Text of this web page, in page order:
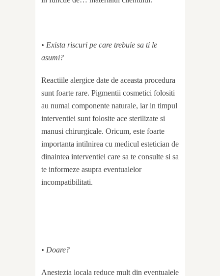
• Exista riscuri pe care trebuie sa ti le
asumi?
Reactiile alergice date de aceasta procedura
sunt foarte rare. Pigmentii cosmetici folositi
au numai componente naturale, iar in timpul
interventiei sunt folosite ace sterilizate si
manusi chirurgicale. Oricum, este foarte
importanta intilnirea cu medicul estetician de
dinaintea interventiei care sa te consulte si sa
te informeze asupra eventualelor
incompatibilitati.
• Doare?
Anestezia locala reduce mult din eventualele